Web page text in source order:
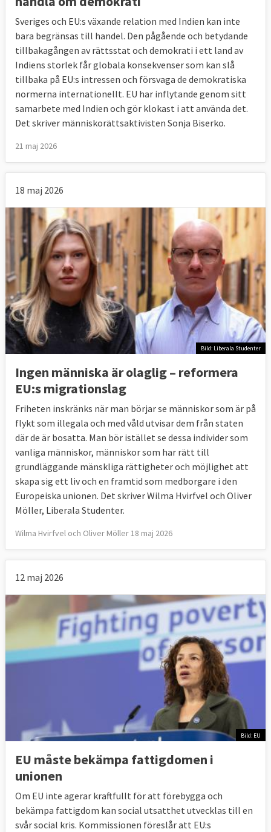
Sveriges och EU:s växande relation med Indien kan inte
bara begränsas till handel. Den pågående och betydande
tillbakagången av rättsstat och demokrati i ett land av
Indiens storlek får globala konsekvenser som kan slå
tillbaka på EU:s intressen och försvaga de demokratiska
normerna internationellt. EU har inflytande genom sitt
samarbete med Indien och gör klokast i att använda det.
Det skriver människorättsaktivisten Sonja Biserko.
21 maj 2026
18 maj 2026
Bild: Liberala Studenter
Ingen människa är olaglig – reformera
EU:s migrationslag
Friheten inskränks när man börjar se människor som är på
flykt som illegala och med våld utvisar dem från staten
där de är bosatta. Man bör istället se dessa individer som
vanliga människor, människor som har rätt till
grundläggande mänskliga rättigheter och möjlighet att
skapa sig ett liv och en framtid som medborgare i den
Europeiska unionen. Det skriver Wilma Hvirfvel och Oliver
Möller, Liberala Studenter.
Wilma Hvirfvel och Oliver Möller 18 maj 2026
12 maj 2026
Bild: EU
EU måste bekämpa fattigdomen i
unionen
Om EU inte agerar kraftfullt för att förebygga och
bekämpa fattigdom kan social utsatthet utvecklas till en
svår social kris. Kommissionen föreslår att EU:s